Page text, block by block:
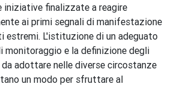
iniziative finalizzate a reagire
ai primi segnali di manifestazione
estremi. L'istituzione di un adeguato
monitoraggio e la definizione degli
adottare nelle diverse circostanze
un modo per sfruttare al